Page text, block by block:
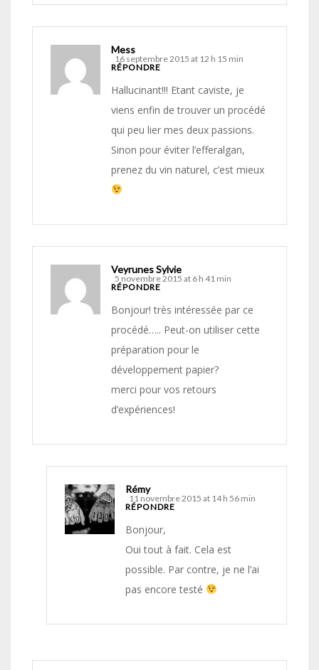
Mess
16 septembre 2015 at 12 h 15 min
RÉPONDRE
Hallucinant!!! Etant caviste, je
viens enfin de trouver un procédé
qui peu lier mes deux passions.
Sinon pour éviter l’efferalgan,
prenez du vin naturel, c’est mieux
Veyrunes Sylvie
5 novembre 2015 at 6 h 41 min
RÉPONDRE
Bonjour! très intéressée par ce
procédé….. Peut-on utiliser cette
préparation pour le
développement papier?
merci pour vos retours
d’expériences!
Rémy
11 novembre 2015 at 14 h 56 min
RÉPONDRE
Bonjour,
Oui tout à fait. Cela est
possible. Par contre, je ne l’ai
pas encore testé